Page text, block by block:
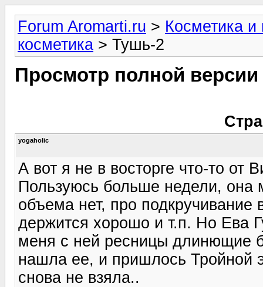
Forum Aromarti.ru > Косметика
косметика > Тушь-2
Просмотр полной
yogaholic
А вот я не в восторге что-то от
Пользуюсь больше недели, она
объема нет, про
держится хорошо и т.п. Но Ева
меня с ней ресницы длинющие
нашла ее, и пришлось Тройной
снова не взяла..